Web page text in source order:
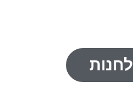
לחנות